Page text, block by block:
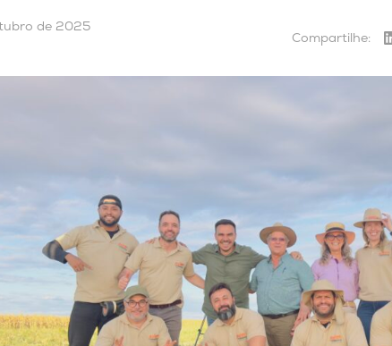
de 2025
Compartilhe: